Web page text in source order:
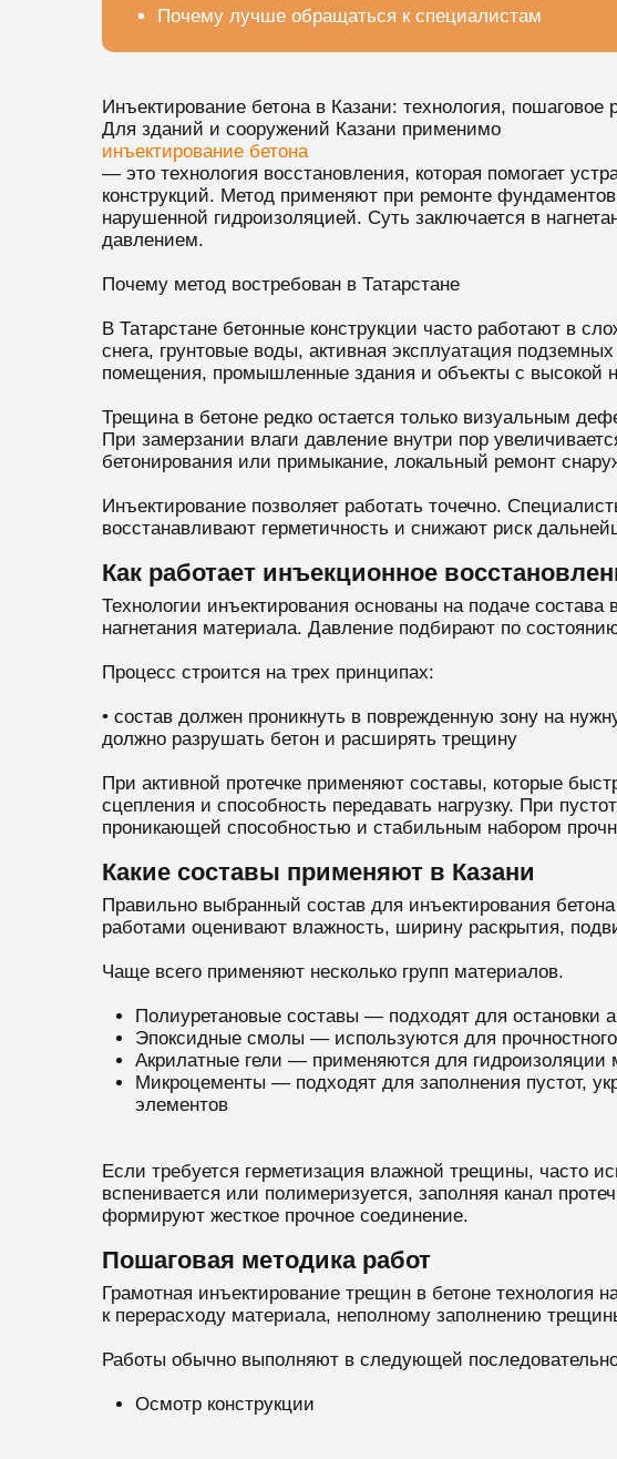
Почему лучше обращаться к специалистам
Инъектирование бетона в Казани: технология, пошаговое
Для зданий и сооружений Казани применимо
инъектирование бетона
— это технология восстановления, которая помогает
конструкций. Метод применяют при ремонте
нарушенной гидроизоляцией. Суть заключается в
давлением.
Почему метод востребован в Татарстане
В Татарстане бетонные конструкции часто работают в
снега, грунтовые воды, активная эксплуатация
помещения, промышленные здания и объекты с высокой
Трещина в бетоне редко остается только визуальным
При замерзании влаги давление внутри пор
бетонирования или примыкание, локальный ремонт
Инъектирование позволяет работать точечно.
восстанавливают герметичность и снижают риск
Как работает инъекционное
Технологии инъектирования основаны на подаче
нагнетания материала. Давление подбирают по
Процесс строится на трех принципах:
• состав должен проникнуть в поврежденную зону на
должно разрушать бетон и расширять трещину
При активной протечке применяют составы, которые
сцепления и способность передавать нагрузку. При
проникающей способностью и стабильным набором
Какие составы применяют в Казани
Правильно выбранный состав для инъектирования
работами оценивают влажность, ширину раскрытия,
Чаще всего применяют несколько групп материалов.
Полиуретановые составы — подходят для остановки
Эпоксидные смолы — используются для
Акрилатные гели — применяются для гидроизоляции
Микроцементы — подходят для заполнения пустот,
элементов
Если требуется герметизация влажной трещины, часто
вспенивается или полимеризуется, заполняя канал
формируют жесткое прочное соединение.
Пошаговая методика работ
Грамотная инъектирование трещин в бетоне технология
к перерасходу материала, неполному заполнению
Работы обычно выполняют в следующей
Осмотр конструкции